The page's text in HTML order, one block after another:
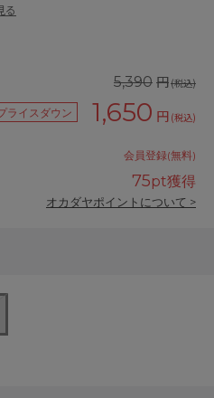
る
5,390 円(税込)
ライスダウン 1,650 円 (税込)
会員登録(無料)
75pt獲得
オカダヤポイントについて >